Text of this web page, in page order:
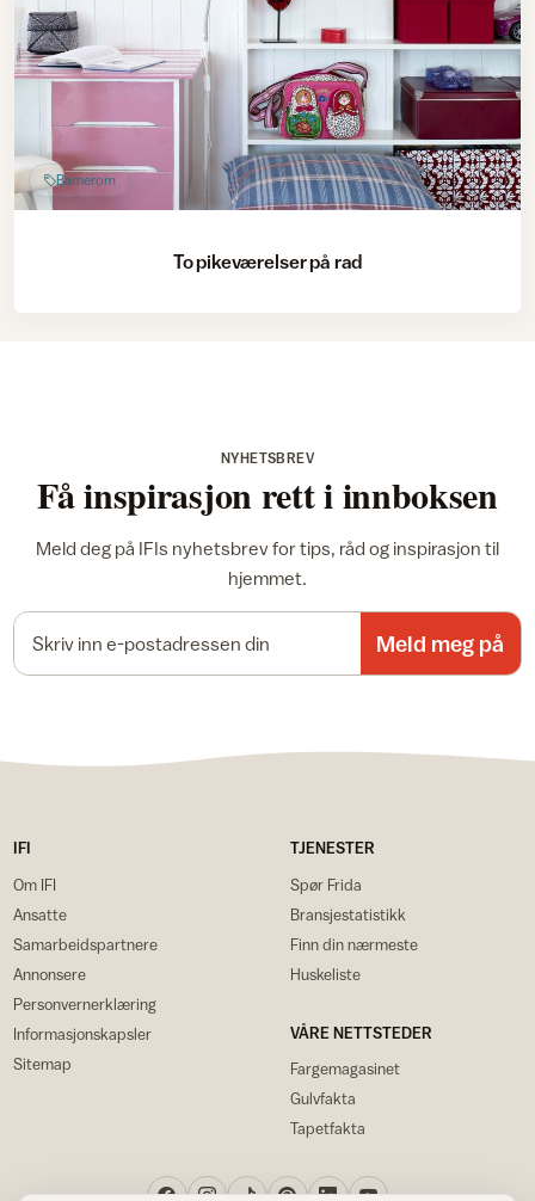
Barnerom
To pikeværelser på rad
NYHETSBREV
Få inspirasjon rett i innboksen
Meld deg på IFIs nyhetsbrev for tips, råd og inspirasjon til
hjemmet.
Meld meg på
IFI
Om IFI
Ansatte
Samarbeidspartnere
Annonsere
Personvernerklæring
Informasjonskapsler
Sitemap
TJENESTER
Spør Frida
Bransjestatistikk
Finn din nærmeste
Huskeliste
VÅRE NETTSTEDER
Fargemagasinet
Gulvfakta
Tapetfakta